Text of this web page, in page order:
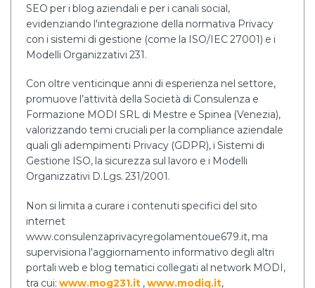
SEO per i blog aziendali e per i canali social,
evidenziando l'integrazione della normativa Privacy
con i sistemi di gestione (come la ISO/IEC 27001) e i
Modelli Organizzativi 231.
Con oltre venticinque anni di esperienza nel settore,
promuove l’attività della Società di Consulenza e
Formazione MODI SRL di Mestre e Spinea (Venezia),
valorizzando temi cruciali per la compliance aziendale
quali gli adempimenti Privacy (GDPR), i Sistemi di
Gestione ISO, la sicurezza sul lavoro e i Modelli
Organizzativi D.Lgs. 231/2001.
Non si limita a curare i contenuti specifici del sito
internet
www.consulenzaprivacyregolamentoue679.it, ma
supervisiona l'aggiornamento informativo degli altri
portali web e blog tematici collegati al network MODI,
tra cui: www.mog231.it ,www.modiq.it,